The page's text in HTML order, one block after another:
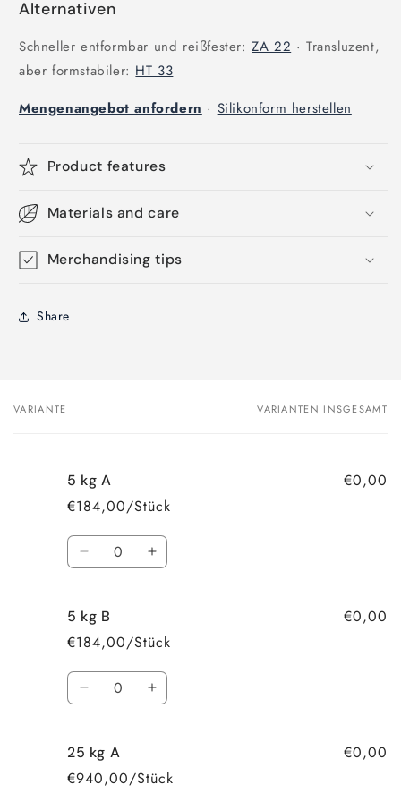
Alternativen
Schneller entformbar und reißfester:ZA 22 · Transluzent,
aber formstabiler: HT 33
Mengenangebot anfordern · Silikonform herstellen
Product features
Materials and care
Merchandising tips
Share
Dein
VARIANTE VARIANTEN INSGESAMT
5 kg A
€184,00/Stück
€0,00
Anzahl
Verringere
für
5
kg
A
Erhöhe
5
kg
A
5 kg B
€184,00/Stück
€0,00
Anzahl
Verringere
für
5
kg
Erhöhe
5
kg
25 kg A
€940,00/Stück
€0,00